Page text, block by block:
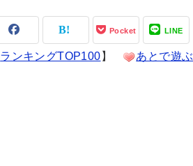
Pocket LINE
ランキングTOP100 】 あとで遊ぶ